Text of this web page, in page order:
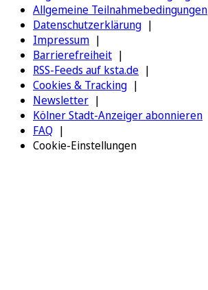
Allgemeine Teilnahmebedingungen
Datenschutzerklärung
Impressum
Barrierefreiheit
RSS-Feeds auf ksta.de
Cookies & Tracking
Newsletter
Kölner Stadt-Anzeiger abonnieren
FAQ
Cookie-Einstellungen